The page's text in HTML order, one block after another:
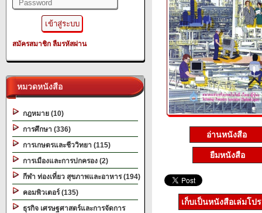
สมัครสมาชิก ลืมรหัสผ่าน
หมวดหนังสือ
กฎหมาย (10)
การศึกษา (336)
การเกษตรและชีววิทยา (115)
การเมืองและการปกครอง (2)
กีฬา ท่องเที่ยว สุขภาพและอาหาร (194)
คอมพิวเตอร์ (135)
ธุรกิจ เศรษฐศาสตร์และการจัดการ
อ่านหนังสือ
ยืมหนังสือ
เก็บเป็นหนังสือเล่มโป